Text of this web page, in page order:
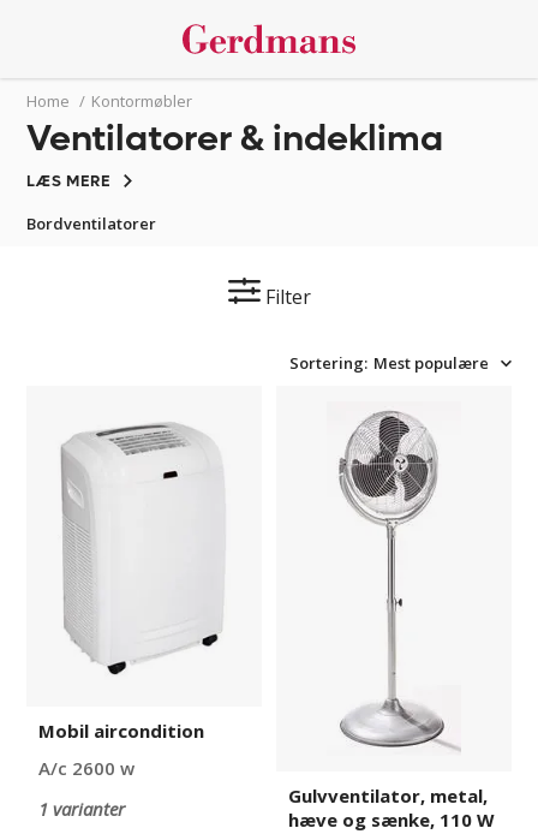
Home / Kontormøbler
Ventilatorer & indeklima
LÆS MERE
Bordventilatorer
Filter
Sortering: Mest populære
aircondition
Mobil aircondition
A/c 2600 w
1 varianter
Gulvventilator, metal,
hæve og sænke, 110 W